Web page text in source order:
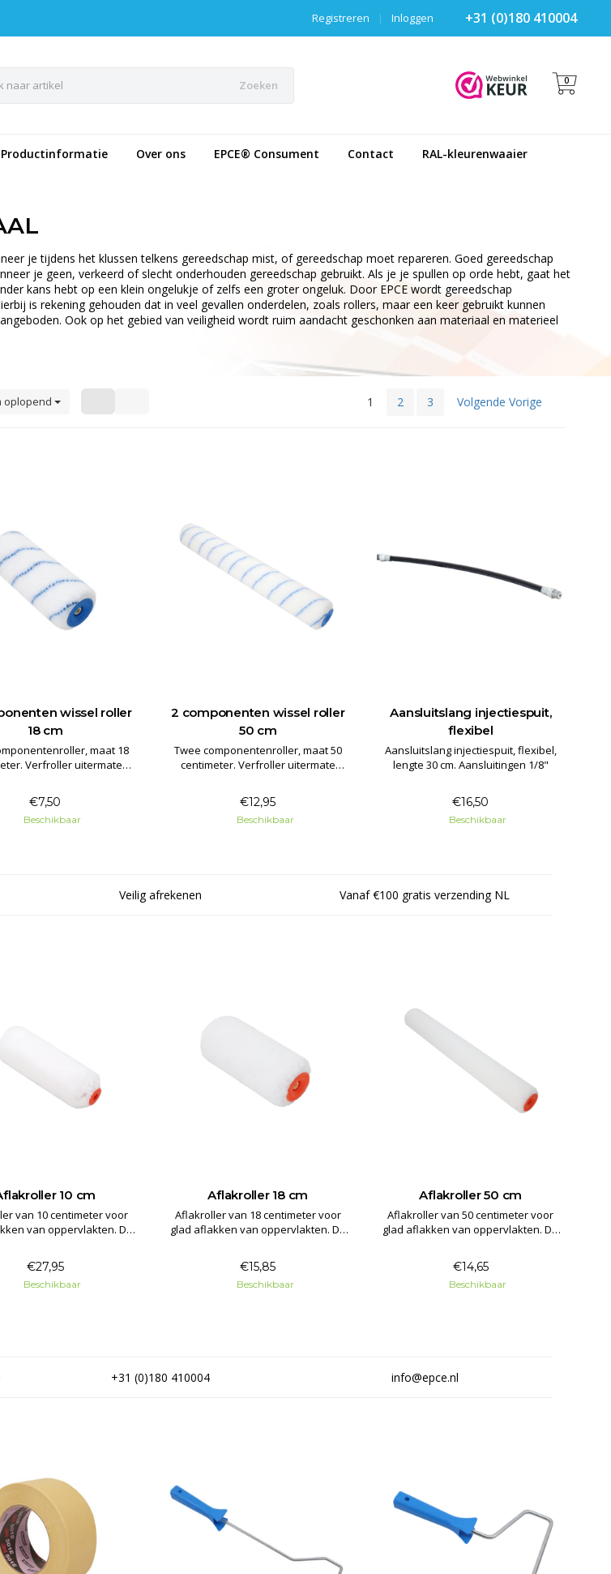
+31 (0)180 410004
Inloggen
|
Registreren
Zoeken 0
Productinformatie Over ons EPCE® Consument Contact RAL-kleurenwaaier
je tijdens het klussen telkens gereedschap mist, of gereedschap moet repareren. Goed gereedschap
je geen, verkeerd of slecht onderhouden gereedschap gebruikt. Als je je spullen op orde hebt, gaat het
kans hebt op een klein ongelukje of zelfs een groter ongeluk. Door EPCE wordt gereedschap
is rekening gehouden dat in veel gevallen onderdelen, zoals rollers, maar een keer gebruikt kunnen
Ook op het gebied van veiligheid wordt ruim aandacht geschonken aan materiaal en materieel
oplopend 1 2 3 Volgende Vorige
wissel roller
18 cm
maat 18
uitermate
verven.
€7,50
Beschikbaar
2 componenten wissel roller
50 cm
Twee componentenroller, maat 50
centimeter. Verfroller uitermate
roestwerende verven.
€12,95
Beschikbaar
Aansluitslang injectiespuit,
flexibel
Aansluitslang injectiespuit, flexibel,
lengte 30 cm. Aansluitingen 1/8"
€16,50
Beschikbaar
Veilig afrekenen Vanaf €100 gratis verzending NL
10 cm
van 10 centimeter voor
van oppervlakten. De
verfsoorten.
€27,95
Beschikbaar
Aflakroller 18 cm
Aflakroller van 18 centimeter voor
glad aflakken van oppervlakten. De
verfsoorten.
€15,85
Beschikbaar
Aflakroller 50 cm
Aflakroller van 50 centimeter voor
glad aflakken van oppervlakten. De
verfsoorten.
€14,65
Beschikbaar
+31 (0)180 410004 info@epce.nl